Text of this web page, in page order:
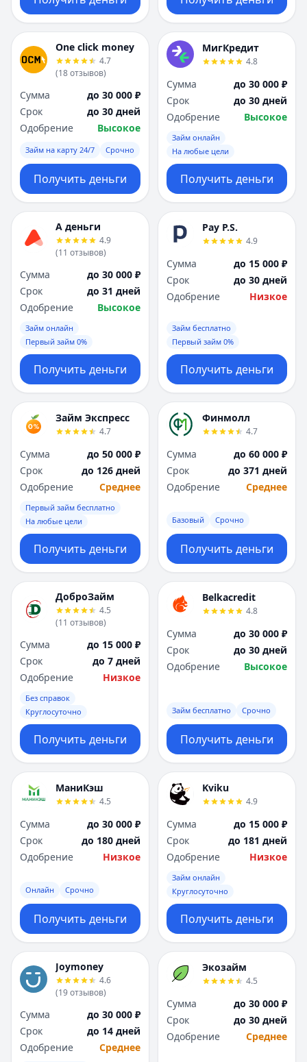
One click money
4.7
(18отзывов)
Сумма
до 30 000 ₽
Срок
до 30 дней
Одобрение
Высокое
Займ на карту 24/7 Срочно
Получить деньги
МигКредит
4.8
Сумма
до 30 000 ₽
Срок
до 30 дней
Одобрение
Высокое
Займ онлайн
На любые цели
Получить деньги
А деньги
4.9
(11 отзывов)
Сумма
до 30 000 ₽
Срок
до 31 дней
Одобрение
Высокое
Займ онлайн
Первый займ 0%
Получить деньги
Pay P.S.
4.9
Сумма
до 15 000 ₽
Срок
до 30 дней
Одобрение
Низкое
Займ бесплатно
Первый займ 0%
Получить деньги
Займ Экспресс
4.7
Сумма
до 50 000 ₽
Срок
до 126 дней
Одобрение
Среднее
Первый займ бесплатно
На любые цели
Получить деньги
Финмолл
4.7
Сумма
до 60 000 ₽
Срок
до 371 дней
Одобрение
Среднее
Базовый Срочно
Получить деньги
ДоброЗайм
4.5
(11 отзывов)
Сумма
до 15 000 ₽
Срок
до 7 дней
Одобрение
Низкое
Без справок
Круглосуточно
Получить деньги
Belkacredit
4.8
Сумма
до 30 000 ₽
Срок
до 30 дней
Одобрение
Высокое
Займ бесплатно Срочно
Получить деньги
МаниКэш
4.5
Сумма
до 30 000 ₽
Срок
до 180 дней
Одобрение
Низкое
Онлайн Срочно
Получить деньги
Kviku
4.9
Сумма
до 15 000 ₽
Срок
до 181 дней
Одобрение
Низкое
Займ онлайн
Круглосуточно
Получить деньги
Joymoney
4.6
(19отзывов)
Сумма
до 30 000 ₽
Срок
до 14 дней
Одобрение
Среднее
Экозайм
4.5
Сумма
до 30 000 ₽
Срок
до 30 дней
Одобрение
Среднее